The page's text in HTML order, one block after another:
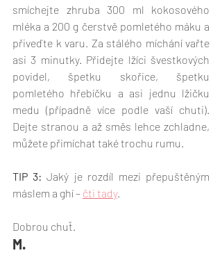
smíchejte zhruba 300 ml kokosového
mléka a 200 g čerstvě pomletého máku a
přiveďte k varu. Za stálého míchání vařte
asi 3 minutky. Přidejte lžíci švestkových
povidel, špetku skořice, špetku
pomletého hřebíčku a asi jednu lžičku
medu (případně více podle vaší chuti).
Dejte stranou a až směs lehce zchladne,
můžete přimíchat také trochu rumu.
TIP 3: Jaký je rozdíl mezi přepuštěným
máslem a ghí – čti tady.
Dobrou chuť.
M.